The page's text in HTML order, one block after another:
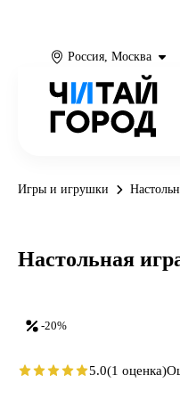
Россия, Москва
Игры и игрушки
-20%
Настольная
5.0(1 оценка)